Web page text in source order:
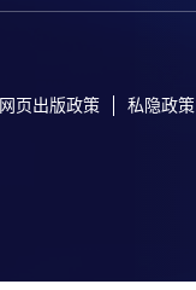
网页出版政策 私隐政策